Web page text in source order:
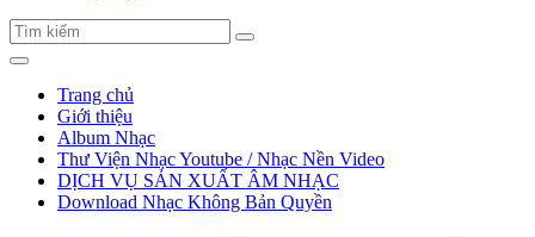
Trang chủ
Giới thiệu
Album Nhạc
Thư Viện Nhạc Youtube / Nhạc Nền Video
DỊCH VỤ SẢN XUẤT ÂM NHẠC
Download Nhạc Không Bản Quyền